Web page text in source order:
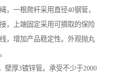
，一根爬杆采用直径40钢管，
，上端固定采用可摘取的保险
，增加产品稳定性。外观抛丸
壁厚3镀锌管。承受不少于2000